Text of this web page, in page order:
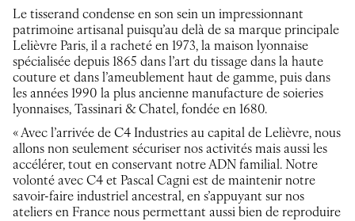
Le tisserand condense en son sein un impressionnant
patrimoine artisanal puisqu’au delà de sa marque principale
Lelièvre Paris, il a racheté en 1973, la maison lyonnaise
spécialisée depuis 1865 dans l’art du tissage dans la haute
couture et dans l’ameublement haut de gamme, puis dans
les années 1990 la plus ancienne manufacture de soieries
lyonnaises, Tassinari & Chatel, fondée en 1680.
« Avec l’arrivée de C4 Industries au capital de Lelièvre, nous
allons non seulement sécuriser nos activités mais aussi les
accélérer, tout en conservant notre ADN familial. Notre
volonté avec C4 et Pascal Cagni est de maintenir notre
savoir-faire industriel ancestral, en s’appuyant sur nos
ateliers en France nous permettant aussi bien de reproduire